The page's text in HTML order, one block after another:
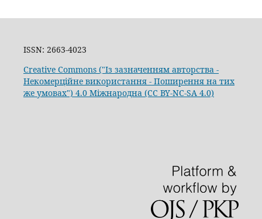
ISSN: 2663-4023
Creative Commons ("Із зазначенням авторства -
Некомерційне використання - Поширення на тих
же умовах") 4.0 Міжнародна (CC BY-NC-SA 4.0)